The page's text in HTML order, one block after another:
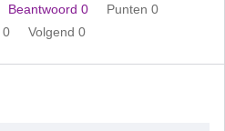
Beantwoord 0
Punten 0
0 Volgend 0